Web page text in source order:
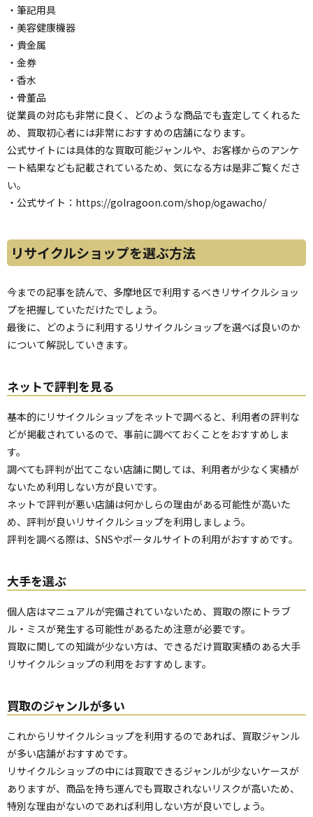
・筆記用具
・美容健康機器
・貴金属
・金券
・香水
・骨董品
従業員の対応も非常に良く、どのような商品でも査定してくれるた
め、買取初心者には非常におすすめの店舗になります。
公式サイトには具体的な買取可能ジャンルや、お客様からのアンケ
ート結果なども記載されているため、気になる方は是非ご覧くださ
い。
・公式サイト： https://golragoon.com/shop/ogawacho/
リサイクルショップを選ぶ方法
今までの記事を読んで、多摩地区で利用するべきリサイクルショッ
プを把握していただけたでしょう。
最後に、どのように利用するリサイクルショップを選べば良いのか
について解説していきます。
ネットで評判を見る
基本的にリサイクルショップをネットで調べると、利用者の評判な
どが掲載されているので、事前に調べておくことをおすすめしま
す。
調べても評判が出てこない店舗に関しては、利用者が少なく実績が
ないため利用しない方が良いです。
ネットで評判が悪い店舗は何かしらの理由がある可能性が高いた
め、評判が良いリサイクルショップを利用しましょう。
評判を調べる際は、SNSやポータルサイトの利用がおすすめです。
大手を選ぶ
個人店はマニュアルが完備されていないため、買取の際にトラブ
ル・ミスが発生する可能性があるため注意が必要です。
買取に関しての知識が少ない方は、できるだけ買取実績のある大手
リサイクルショップの利用をおすすめします。
買取のジャンルが多い
これからリサイクルショップを利用するのであれば、買取ジャンル
が多い店舗がおすすめです。
リサイクルショップの中には買取できるジャンルが少ないケースが
ありますが、商品を持ち運んでも買取されないリスクが高いため、
特別な理由がないのであれば利用しない方が良いでしょう。